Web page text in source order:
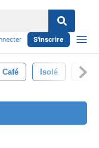
S'inscrire
Café Isolé Sport